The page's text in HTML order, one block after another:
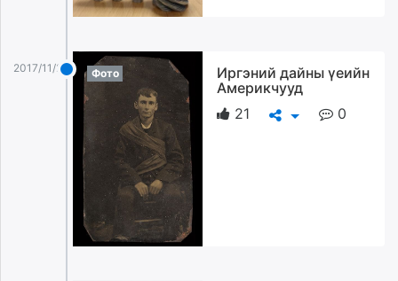
2017/11/28 Фото
Иргэний дайны үеийн
Америкчууд
21
0